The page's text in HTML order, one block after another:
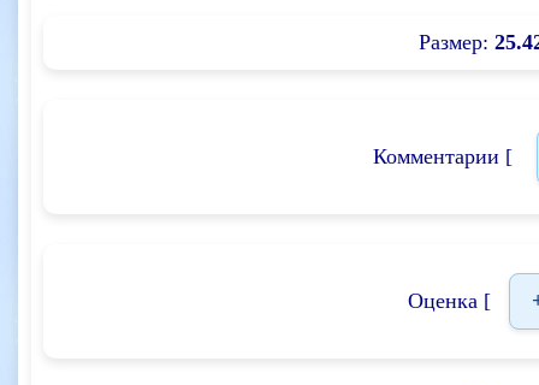
Размер:
Комментарии [
Оценка [